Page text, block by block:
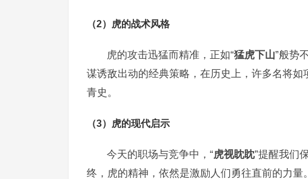
（2）虎的战术风格
虎的攻击迅猛而精准，正如“猛虎下山”般势
谋诱敌出动的经典策略，在历史上，许多名将如
青史。
（3）虎的现代启示
今天的职场与竞争中，“虎视眈眈”提醒我们
终，虎的精神，依然是激励人们勇往直前的力量。